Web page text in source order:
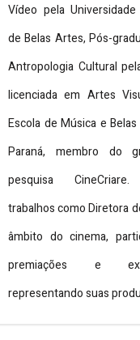
Vídeo pela Universidade
de Belas Artes, Pós-
Antropologia Cultural
licenciada em Artes
Escola de Música e
Paraná, membro do
pesquisa CineCriare.
trabalhos como Diretora
âmbito do cinema,
premiações e
representando suas